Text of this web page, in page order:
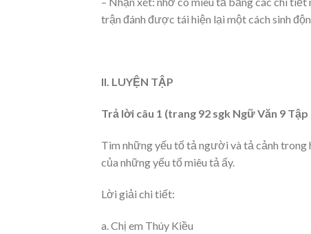
trận đánh được tái hiện lại một cách sinh
II. LUYỆN TẬP
Trả lời câu 1 (trang 92 sgk Ngữ Văn 9 Tập
Tìm những yếu tố tả người và tả cảnh trong
của những yếu tố miêu tả ấy.
Lời giải chi tiết:
a. Chị em Thúy Kiều